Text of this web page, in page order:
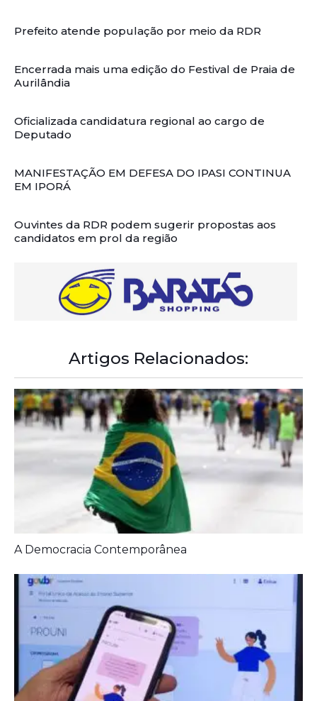
Prefeito atende população por meio da RDR
Encerrada mais uma edição do Festival de Praia de
Aurilândia
Oficializada candidatura regional ao cargo de
Deputado
MANIFESTAÇÃO EM DEFESA DO IPASI CONTINUA
EM IPORÁ
Ouvintes da RDR podem sugerir propostas aos
candidatos em prol da região
Artigos Relacionados:
A Democracia Contemporânea